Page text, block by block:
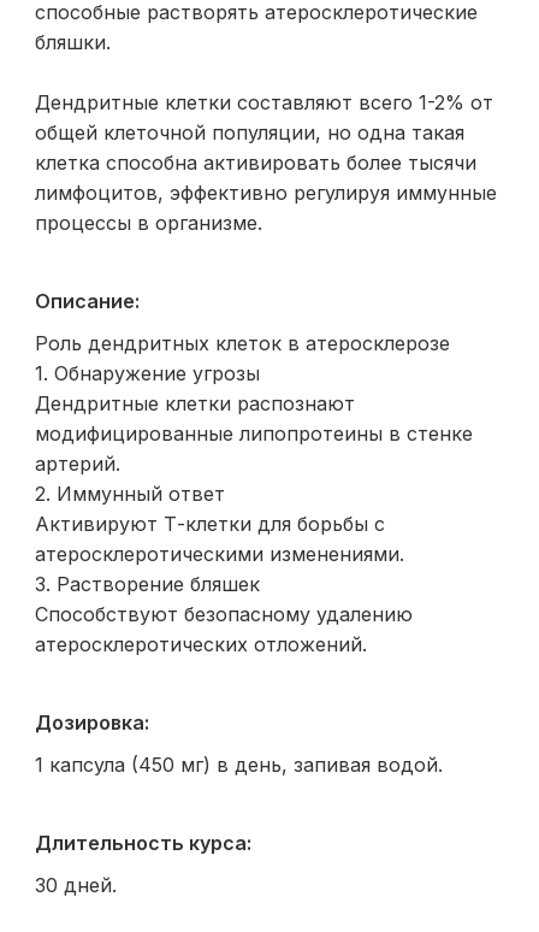
способные растворять атеросклеротические
бляшки.
Дендритные клетки составляют всего 1-2% от
общей клеточной популяции, но одна такая
клетка способна активировать более тысячи
лимфоцитов, эффективно регулируя иммунные
процессы в организме.
Описание:
Роль дендритных клеток в атеросклерозе
1. Обнаружение угрозы
Дендритные клетки распознают
модифицированные липопротеины в стенке
артерий.
2. Иммунный ответ
Активируют Т-клетки для борьбы с
атеросклеротическими изменениями.
3. Растворение бляшек
Способствуют безопасному удалению
атеросклеротических отложений.
Дозировка:
1 капсула (450 мг) в день, запивая водой.
Длительность курса:
30 дней.